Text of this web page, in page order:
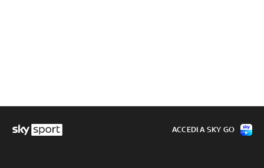
ACCEDI A SKY GO